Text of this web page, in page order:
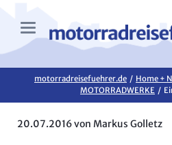
motorradreisefuehrer.de Home +
MOTORRADWERKE
20.07.2016von Markus Golletz